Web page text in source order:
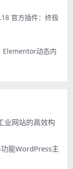
官方插件：终极
Elementor动态内
业网站的高效构
能WordPress主